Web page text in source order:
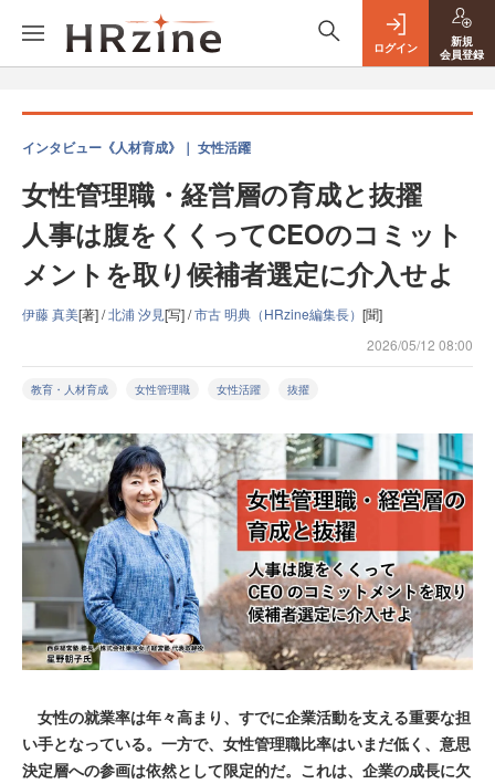
ログイン
新規
会員登録
インタビュー《人材育成》｜ 女性活躍
女性管理職・経営層の育成と抜擢
人事は腹をくくってCEOのコミット
メントを取り候補者選定に介入せよ
伊藤 真美[著] /北浦 汐見[写] /市古 明典（HRzine編集長） [聞]
2026/05/12 08:00
教育・人材育成 女性管理職 女性活躍 抜擢
女性の就業率は年々高まり、すでに企業活動を支える重要な担
い手となっている。一方で、女性管理職比率はいまだ低く、意思
決定層への参画は依然として限定的だ。これは、企業の成長に欠